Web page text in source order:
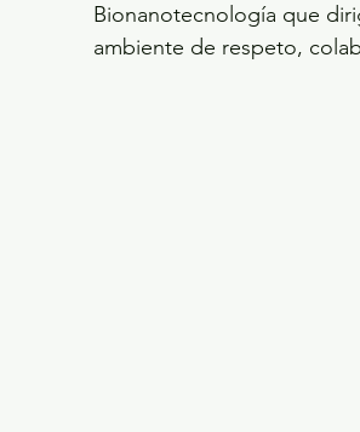
Bionanotecnología que
ambiente de respeto,